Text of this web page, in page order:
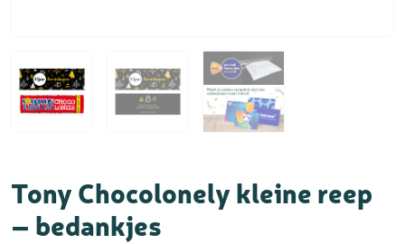
Tony Chocolonely kleine reep
– bedankjes